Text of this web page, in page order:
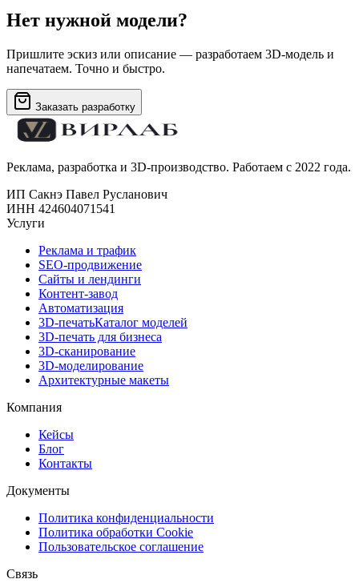
Нет нужной модели?
Пришлите эскиз или описание — разработаем 3D-модель и
напечатаем. Точно и быстро.
Заказать разработку
Реклама, разработка и 3D-производство. Работаем с 2022 года.
ИП Сакнэ Павел Русланович
ИНН 424604071541
Услуги
Реклама и трафик
SEO-продвижение
Сайты и лендинги
Контент-завод
Автоматизация
3D-печатьКаталог моделей
3D-печать для бизнеса
3D-сканирование
3D-моделирование
Архитектурные макеты
Компания
Кейсы
Блог
Контакты
Документы
Политика конфиденциальности
Политика обработки Cookie
Пользовательское соглашение
Связь